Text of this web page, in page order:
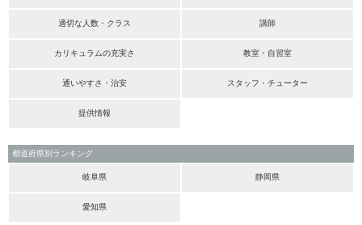
適切な人数・クラス 講師
カリキュラムの充実さ 教室・自習室
通いやすさ・治安 スタッフ・チューター
提供情報
都道府県別ランキング
岐阜県 静岡県
愛知県